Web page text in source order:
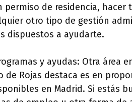
de residencia, hacer
otro tipo de gestión
dispuestos a ayudarte.
y ayudas: Otra área
de Rojas destaca es en
en Madrid. Si estás